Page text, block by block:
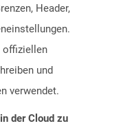
Header,
offiziellen
und
verwendet.
der Cloud zu